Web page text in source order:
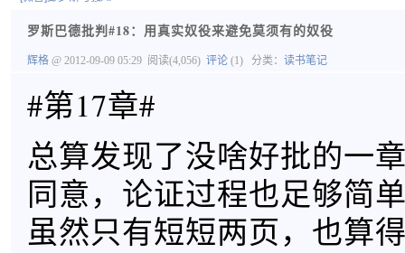
罗斯巴德批判#18：用真实奴役来避免莫须有的奴役
辉格 @ 2012-09-09 05:29 阅读(4,056) 评论 (1) 分类： 读书笔记
#第17章#
总算发现了没啥好批的一
同意，论证过程也足够简
虽然只有短短两页，也算